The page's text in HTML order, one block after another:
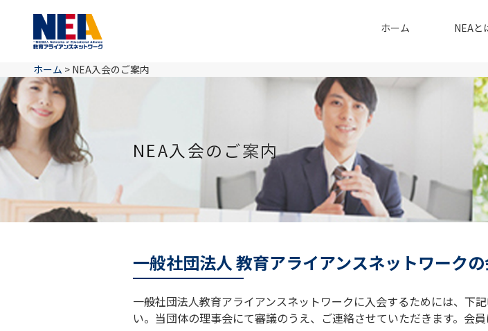
ホーム NEAと
ホーム > NEA入会のご案内
NEA入会のご案内
一般社団法人 教育アライアンスネットワーク
一般社団法人教育アライアンスネットワークに入会するためには、下
い。当団体の理事会にて審議のうえ、ご連絡させていただきます。会